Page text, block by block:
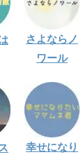
さよならノ
ワール
幸せになり